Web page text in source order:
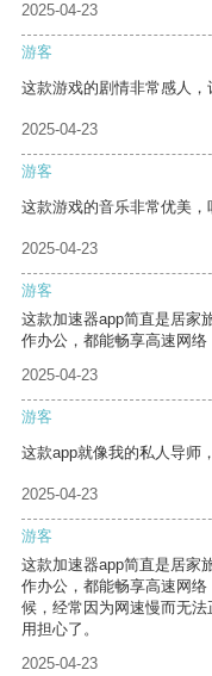
2025-04-23
游客
这款游戏的剧情非常感人，
2025-04-23
游客
这款游戏的音乐非常优美，
2025-04-23
游客
这款加速器app简直是居家
作办公，都能畅享高速网络
2025-04-23
游客
这款app就像我的私人导师
2025-04-23
游客
这款加速器app简直是居家
作办公，都能畅享高速网
候，经常因为网速慢而无
用担心了。
2025-04-23